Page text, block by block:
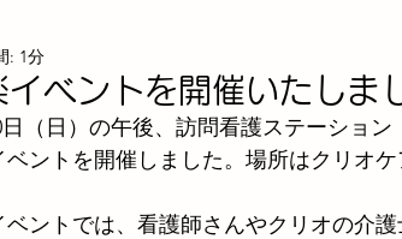
イベントを開催いたしま
: 1分
日（日）の午後、訪問看護ステーショ
ベントを開催しました。場所はクリオケ
ベントでは、看護師さんやクリオの介